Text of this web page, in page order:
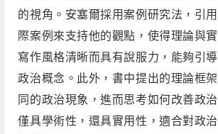
的視角。安塞爾採用案例研究法，引
際案例來支持他的觀點，使得理論與
寫作風格清晰而具有說服力，能夠引
政治概念。此外，書中提出的理論框
同的政治現象，進而思考如何改善政
僅具學術性，還具實用性，適合對政